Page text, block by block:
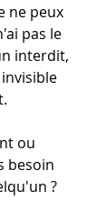
ne peux
pas le
interdit,
ou
besoin
?